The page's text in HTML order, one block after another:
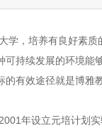
学，培养有良好素质
可持续发展的环境能
的有效途径就是博雅
年设立元培计划